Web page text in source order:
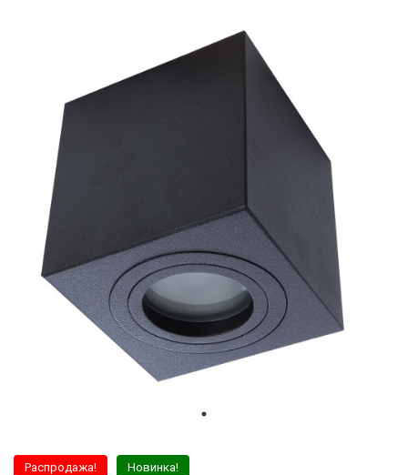
Распродажа! Новинка!